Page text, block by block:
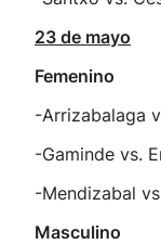
23 de mayo
Femenino
-Arrizabalaga
-Gaminde vs.
-Mendizabal
Masculino